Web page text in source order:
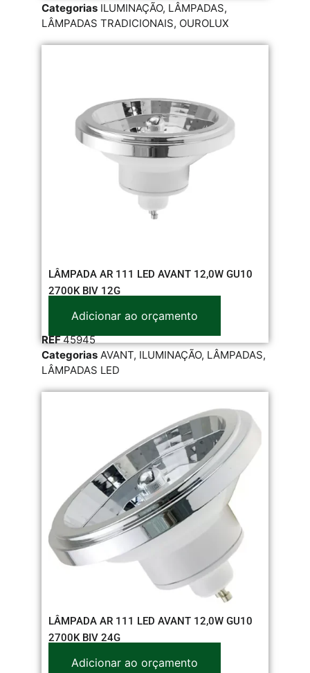
Categorias ILUMINAÇÃO, LÂMPADAS,
LÂMPADAS TRADICIONAIS, OUROLUX
LÂMPADA AR 111 LED AVANT 12,0W GU10
2700K BIV 12G
Adicionar ao orçamento
REF45945
Categorias AVANT, ILUMINAÇÃO, LÂMPADAS,
LÂMPADAS LED
LÂMPADA AR 111 LED AVANT 12,0W GU10
2700K BIV 24G
Adicionar ao orçamento